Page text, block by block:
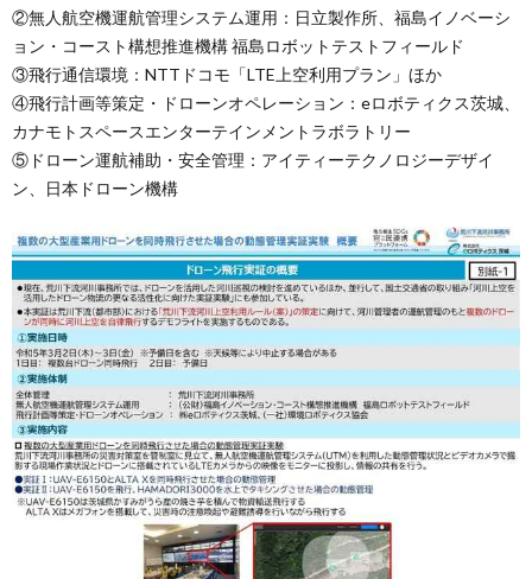
②無人航空機運航管理システム運用：日立製作所、福島イノベーシ
ョン・コースト構想推進機構 福島ロボットテストフィールド
③飛行通信環境：NTTドコモ「LTE上空利用プラン」ほか
④飛行計画等策定・ドローンオペレーション：eロボティクス茨城、
カナモトスペースエンターテインメントラボラトリー
⑤ドローン運航補助・安全管理：アイティーテクノロジーデザイ
ン、日本ドローン機構